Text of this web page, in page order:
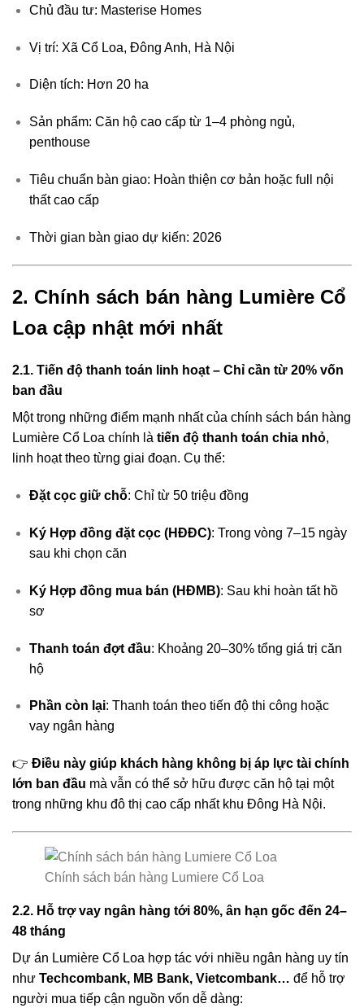
Chủ đầu tư: Masterise Homes
Vị trí: Xã Cổ Loa, Đông Anh, Hà Nội
Diện tích: Hơn 20 ha
Sản phẩm: Căn hộ cao cấp từ 1–4 phòng ngủ,
penthouse
Tiêu chuẩn bàn giao: Hoàn thiện cơ bản hoặc full nội
thất cao cấp
Thời gian bàn giao dự kiến: 2026
2. Chính sách bán hàng Lumière Cổ
Loa cập nhật mới nhất
2.1. Tiến độ thanh toán linh hoạt – Chỉ cần từ 20% vốn
ban đầu
Một trong những điểm mạnh nhất của chính sách bán hàng
Lumière Cổ Loa chính là tiến độ thanh toán chia nhỏ,
linh hoạt theo từng giai đoạn. Cụ thể:
Đặt cọc giữ chỗ: Chỉ từ 50 triệu đồng
Ký Hợp đồng đặt cọc (HĐĐC): Trong vòng 7–15 ngày
sau khi chọn căn
Ký Hợp đồng mua bán (HĐMB): Sau khi hoàn tất hồ
sơ
Thanh toán đợt đầu: Khoảng 20–30% tổng giá trị căn
hộ
Phần còn lại: Thanh toán theo tiến độ thi công hoặc
vay ngân hàng
👉 Điều này giúp khách hàng không bị áp lực tài chính
lớn ban đầu mà vẫn có thể sở hữu được căn hộ tại một
trong những khu đô thị cao cấp nhất khu Đông Hà Nội.
Chính sách bán hàng Lumiere Cổ Loa
2.2. Hỗ trợ vay ngân hàng tới 80%, ân hạn gốc đến 24–
48 tháng
Dự án Lumière Cổ Loa hợp tác với nhiều ngân hàng uy tín
như Techcombank, MB Bank, Vietcombank… để hỗ trợ
người mua tiếp cận nguồn vốn dễ dàng: